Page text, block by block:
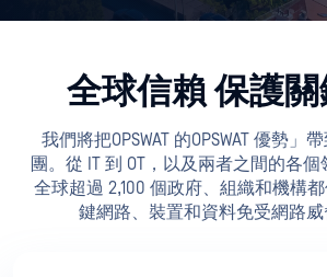
全球信賴 保護
我們將把OPSWAT 的OPSWAT 優勢」
團。從 IT 到 OT，以及兩者之間的各
全球超過 2,100 個政府、組織和機構都
鍵網路、裝置和資料免受網路威